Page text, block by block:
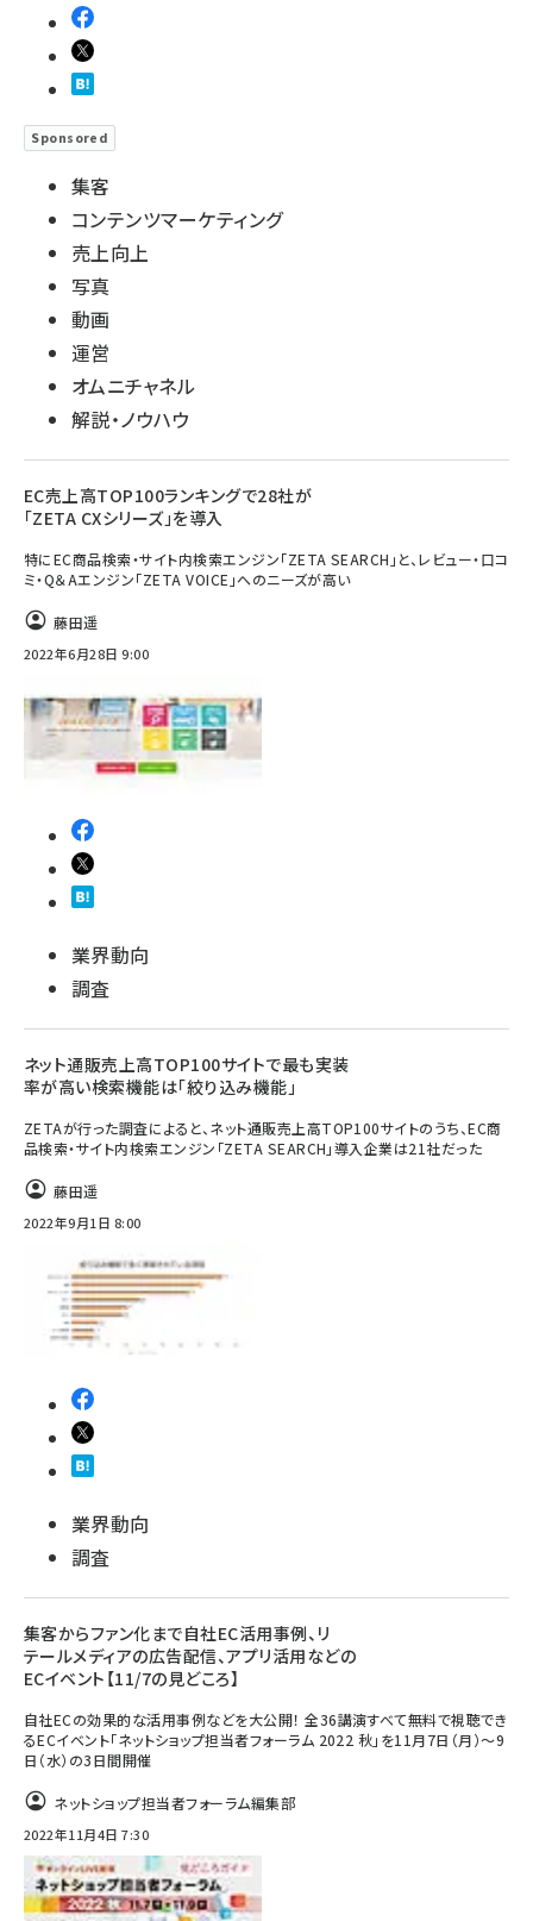
Sponsored
集客
コンテンツマーケティング
売上向上
写真
動画
運営
オムニチャネル
解説・ノウハウ
EC売上高TOP100ランキングで28社が
「ZETA CXシリーズ」を導入
特にEC商品検索・サイト内検索エンジン「ZETA SEARCH」と、レビュー・口コ
ミ・Q＆Aエンジン「ZETA VOICE」へのニーズが高い
藤田遥
2022年6月28日 9:00
業界動向
調査
ネット通販売上高TOP100サイトで最も実装
率が高い検索機能は「絞り込み機能」
ZETAが行った調査によると、ネット通販売上高TOP100サイトのうち、EC商
品検索・サイト内検索エンジン「ZETA SEARCH」導入企業は21社だった
藤田遥
2022年9月1日 8:00
業界動向
調査
集客からファン化まで自社EC活用事例、リ
テールメディアの広告配信、アプリ活用などの
ECイベント【11/7の見どころ】
自社ECの効果的な活用事例などを大公開！ 全36講演すべて無料で視聴でき
るECイベント「ネットショップ担当者フォーラム 2022 秋」を11月7日（月）～9
日（水）の3日間開催
ネットショップ担当者フォーラム編集部
2022年11月4日 7:30